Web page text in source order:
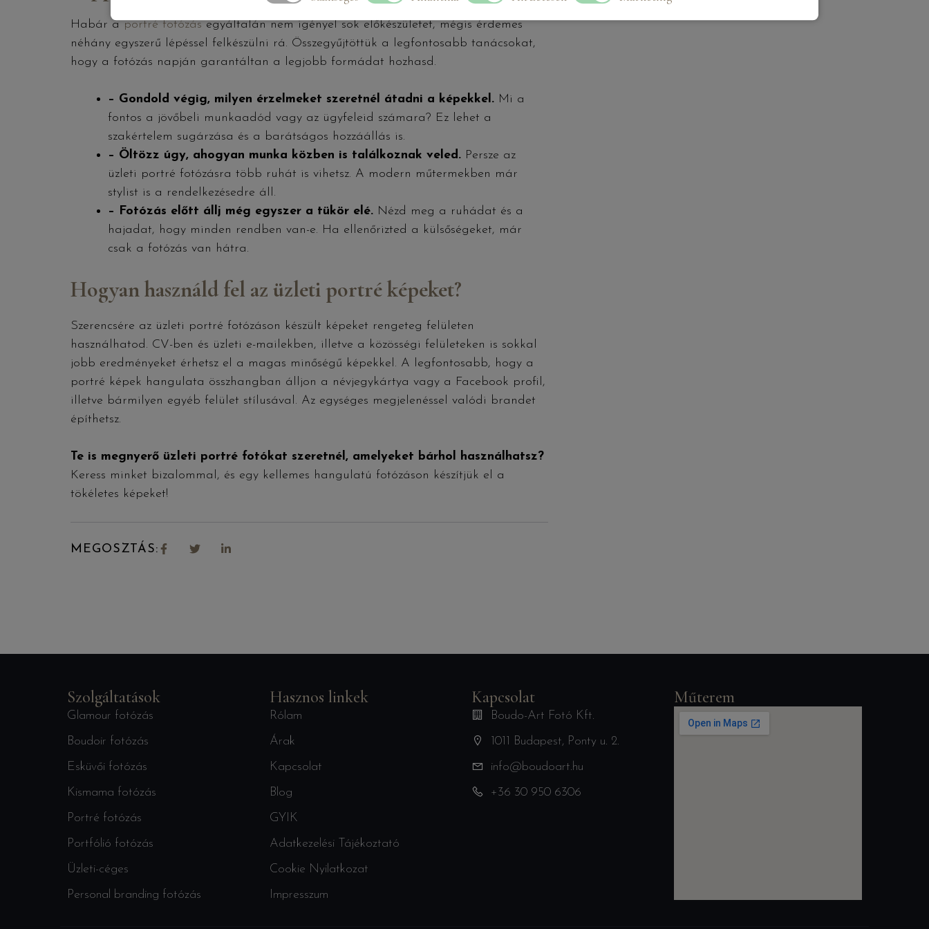
Habár aportré fotózásegyáltalán nem igényel sok előkészületet, mégis érdemes
néhány egyszerű lépéssel felkészülni rá. Összegyűjtöttük a legfontosabb tanácsokat,
hogy a fotózás napján garantáltan a legjobb formádat hozhasd.
– Gondold végig, milyen érzelmeket szeretnél átadni a képekkel. Mi a
fontos a jövőbeli munkaadód vagy az ügyfeleid számara? Ez lehet a
szakértelem sugárzása és a barátságos hozzáállás is.
– Öltözz úgy, ahogyan munka közben is találkoznak veled. Persze az
üzleti portré fotózásra több ruhát is vihetsz. A modern műtermekben már
stylist is a rendelkezésedre áll.
– Fotózás előtt állj még egyszer a tükör elé. Nézd meg a ruhádat és a
hajadat, hogy minden rendben van-e. Ha ellenőrizted a külsőségeket, már
csak a fotózás van hátra.
Hogyan használd fel az üzleti portré képeket?
Szerencsére az üzleti portré fotózáson készült képeket rengeteg felületen
használhatod. CV-ben és üzleti e-mailekben, illetve a közösségi felületeken is sokkal
jobb eredményeket érhetsz el a magas minőségű képekkel. A legfontosabb, hogy a
portré képek hangulata összhangban álljon a névjegykártya vagy a Facebook profil,
illetve bármilyen egyéb felület stílusával. Az egységes megjelenéssel valódi brandet
építhetsz.
Te is megnyerő üzleti portré fotókat szeretnél, amelyeket bárhol használhatsz?
Keress minket bizalommal, és egy kellemes hangulatú fotózáson készítjük el a
tökéletes képeket!
MEGOSZTÁS:
Szolgáltatások
Glamour fotózás
Boudoir fotózás
Esküvői fotózás
Kismama fotózás
Portré fotózás
Portfólió fotózás
Üzleti-céges
Personal branding fotózás
Hasznos linkek
Rólam
Árak
Kapcsolat
Blog
GYIK
Adatkezelési Tájékoztató
Cookie Nyilatkozat
Impresszum
Kapcsolat
Boudo-Art Fotó Kft.
1011 Budapest, Ponty u. 2.
info@boudoart.hu
+36 30 950 6306
Műterem